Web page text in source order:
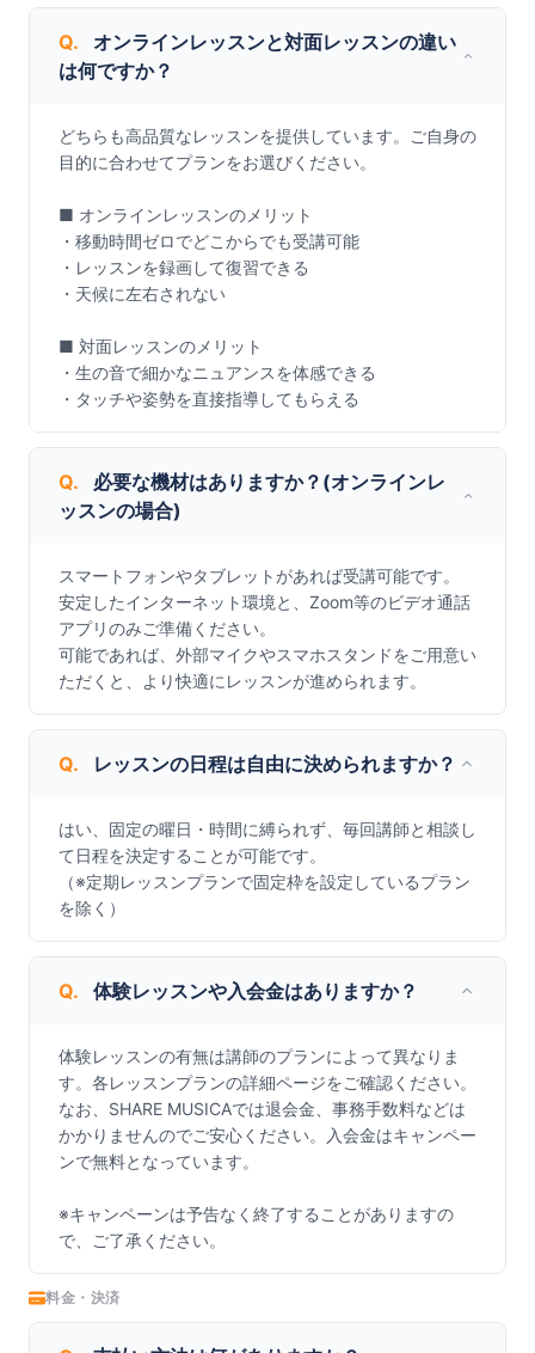
Q.
オンラインレッスンと対面レッスンの違い
は何ですか？
どちらも高品質なレッスンを提供しています。ご自身の
目的に合わせてプランをお選びください。
■ オンラインレッスンのメリット
・移動時間ゼロでどこからでも受講可能
・レッスンを録画して復習できる
・天候に左右されない
■ 対面レッスンのメリット
・生の音で細かなニュアンスを体感できる
・タッチや姿勢を直接指導してもらえる
Q.
必要な機材はありますか？(オンラインレ
ッスンの場合)
スマートフォンやタブレットがあれば受講可能です。
安定したインターネット環境と、Zoom等のビデオ通話
アプリのみご準備ください。
可能であれば、外部マイクやスマホスタンドをご用意い
ただくと、より快適にレッスンが進められます。
Q. レッスンの日程は自由に決められますか？
はい、固定の曜日・時間に縛られず、毎回講師と相談し
て日程を決定することが可能です。
（※定期レッスンプランで固定枠を設定しているプラン
を除く）
Q. 体験レッスンや入会金はありますか？
体験レッスンの有無は講師のプランによって異なりま
す。各レッスンプランの詳細ページをご確認ください。
なお、SHARE MUSICAでは退会金、事務手数料などは
かかりませんのでご安心ください。入会金はキャンペー
ンで無料となっています。
※キャンペーンは予告なく終了することがありますの
で、ご了承ください。
料金・決済